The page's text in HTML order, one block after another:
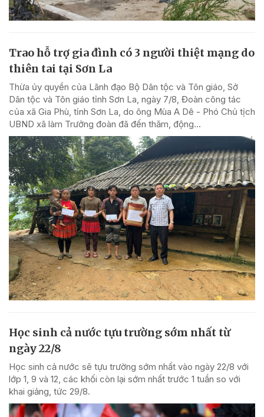
Trao hỗ trợ gia đình có 3 người thiệt mạng do
thiên tai tại Sơn La
Thừa ủy quyền của Lãnh đạo Bộ Dân tộc và Tôn giáo, Sở
Dân tộc và Tôn giáo tỉnh Sơn La, ngày 7/8, Đoàn công tác
của xã Gia Phù, tỉnh Sơn La, do ông Mùa A Dê - Phó Chủ tịch
UBND xã làm Trưởng đoàn đã đến thăm, động...
Học sinh cả nước tựu trường sớm nhất từ
ngày 22/8
Học sinh cả nước sẽ tựu trường sớm nhất vào ngày 22/8 với
lớp 1, 9 và 12, các khối còn lại sớm nhất trước 1 tuần so với
khai giảng, tức 29/8.